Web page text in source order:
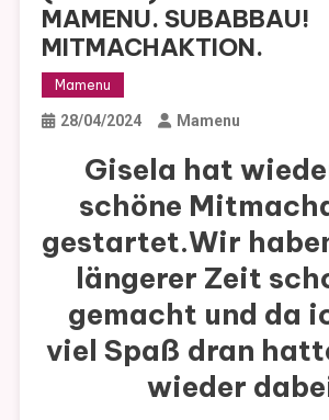
MAMENU. SUBABBAU!
MITMACHAKTION.
Mamenu
28/04/2024 Mamenu
Gisela hat
schöne
gestartet.Wir
längerer Zeit
gemacht und da
viel Spaß dran
wieder